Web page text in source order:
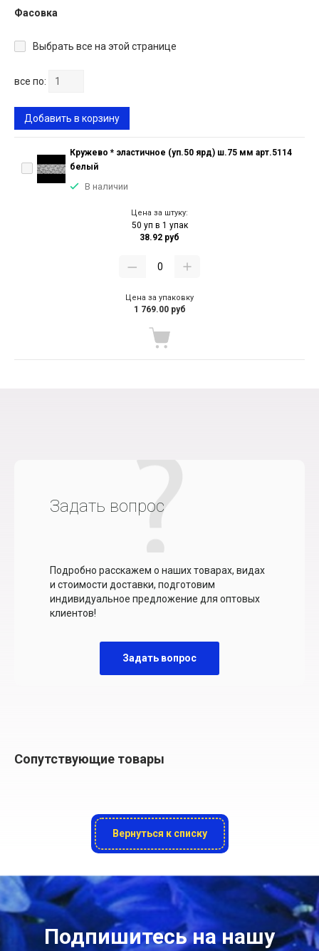
Фасовка
Выбрать все на этой странице
все по:
Добавить в корзину
Кружево * эластичное (уп.50 ярд) ш.75 мм арт.5114
белый
В наличии
Цена за штуку:
50 уп в 1 упак
38.92 руб
Цена за упаковку
1 769.00 руб
Задать вопрос
Подробно расскажем о наших товарах, видах
и стоимости доставки, подготовим
индивидуальное предложение для оптовых
клиентов!
Задать вопрос
Сопутствующие товары
Вернуться к списку
Подпишитесь на нашу